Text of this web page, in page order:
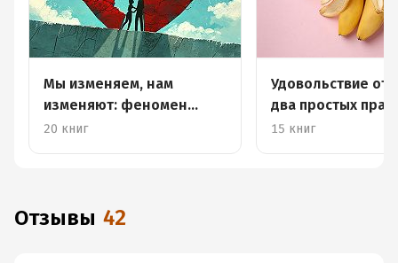
Мы изменяем, нам
изменяют: феномен
неверности
20 книг
Удовольствие от
два простых
15 книг
Отзывы 42